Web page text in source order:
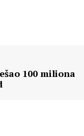
100 miliona